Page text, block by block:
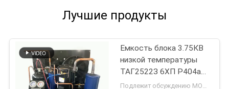
Лучшие продукты
Емкость блока 3.75КВ
низкой температуры
ТАГ2522З 6ХП Р404а
конденсируя охлаждая